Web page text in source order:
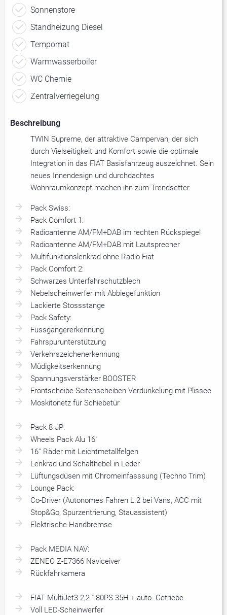
Sonnenstore
Standheizung Diesel
Tempomat
Warmwasserboiler
WC Chemie
Zentralverriegelung
Beschreibung
TWIN Supreme, der attraktive Campervan, der sich
durch Vielseitigkeit und Komfort sowie die optimale
Integration in das FIAT Basisfahrzeug auszeichnet. Sein
neues Innendesign und durchdachtes
Wohnraumkonzept machen ihn zum Trendsetter.
Pack Swiss:
Pack Comfort 1:
Radioantenne AM/FM+DAB im rechten Rückspiegel
Radioantenne AM/FM+DAB mit Lautsprecher
Multifunktionslenkrad ohne Radio Fiat
Pack Comfort 2:
Schwarzes Unterfahrschutzblech
Nebelscheinwerfer mit Abbiegefunktion
Lackierte Stossstange
Pack Safety:
Fussgängererkennung
Fahrspurunterstützung
Verkehrszeichenerkennung
Müdigkeitserkennung
Spannungsverstärker BOOSTER
Frontscheibe-Seitenscheiben Verdunkelung mit Plissee
Moskitonetz für Schiebetür
Pack 8 JP:
Wheels Pack Alu 16"
16'' Räder mit Leichtmetallfelgen
Lenkrad und Schalthebel in Leder
Lüftungsdüsen mit Chromeinfasssung (Techno Trim)
Lounge Pack:
Co-Driver (Autonomes Fahren L.2 bei Vans, ACC mit
Stop&Go, Spurzentrierung, Stauassistent)
Elektrische Handbremse
Pack MEDIA NAV:
ZENEC Z-E7366 Naviceiver
Rückfahrkamera
FIAT MultiJet3 2,2 180PS 35H + auto. Getriebe
Voll LED-Scheinwerfer